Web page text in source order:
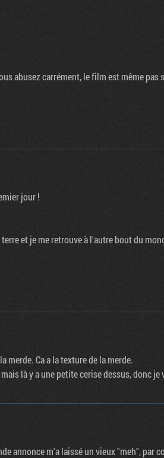
abusez carrément, le film est même pas
jour !
et je me retrouve à l'autre bout du
merde. Ca a la texture de la merde.
là y a une petite cerise dessus, donc je
annonce m'a laissé un vieux "meh", par